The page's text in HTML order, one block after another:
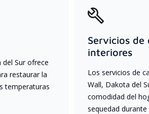
del Sur ofrece
restaurar la
temperaturas
Servicios de
interiores
Los servicios de
Wall, Dakota del
comodidad del
sequedad